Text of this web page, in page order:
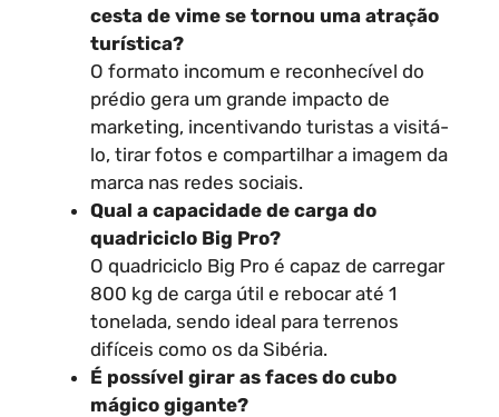
cesta de vime se tornou uma atração
turística?
O formato incomum e reconhecível do
prédio gera um grande impacto de
marketing, incentivando turistas a visitá-
lo, tirar fotos e compartilhar a imagem da
marca nas redes sociais.
Qual a capacidade de carga do
quadriciclo Big Pro?
O quadriciclo Big Pro é capaz de carregar
800 kg de carga útil e rebocar até 1
tonelada, sendo ideal para terrenos
difíceis como os da Sibéria.
É possível girar as faces do cubo
mágico gigante?